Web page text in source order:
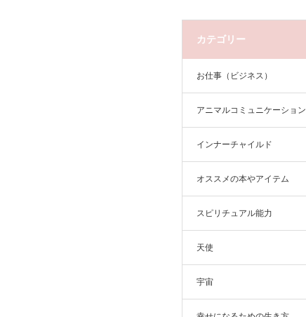
カテゴリー
お仕事（ビジネス）
アニマルコミュニケーション
インナーチャイルド
オススメの本やアイテム
スピリチュアル能力
天使
宇宙